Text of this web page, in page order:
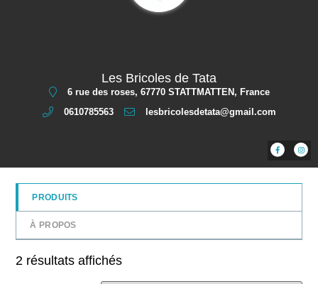
Les Bricoles de Tata
6 rue des roses, 67770 STATTMATTEN, France
0610785563
lesbricolesdetata@gmail.com
PRODUITS
À PROPOS
2 résultats affichés